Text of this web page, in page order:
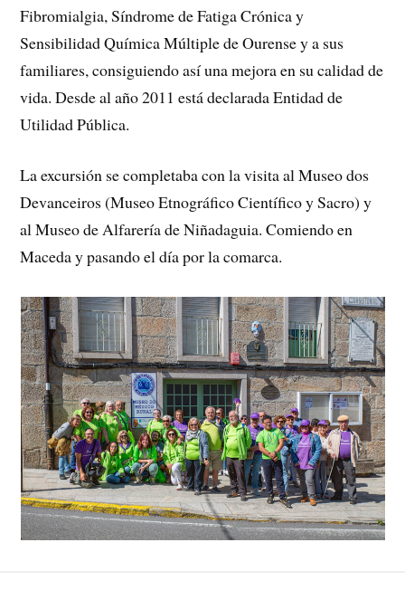
Fibromialgia, Síndrome de Fatiga Crónica y
Sensibilidad Química Múltiple de Ourense y a sus
familiares, consiguiendo así una mejora en su calidad de
vida. Desde al año 2011 está declarada Entidad de
Utilidad Pública.
La excursión se completaba con la visita al Museo dos
Devanceiros (Museo Etnográfico Científico y Sacro) y
al Museo de Alfarería de Niñadaguia. Comiendo en
Maceda y pasando el día por la comarca.